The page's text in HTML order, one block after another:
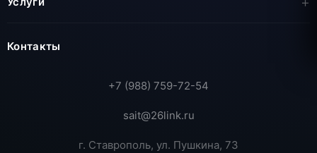
Контакты
+7 (988) 759-72-54
sait@26link.ru
г. Ставрополь, ул. Пушкина, 73